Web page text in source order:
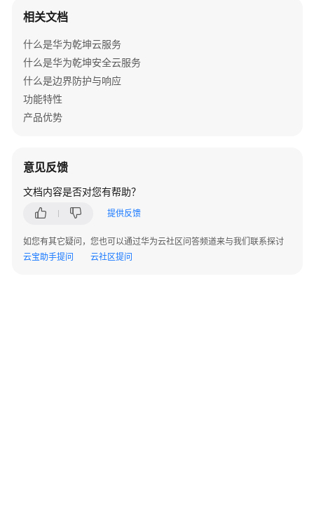
警
V500
版
FW
告
警
版
LSW
设
告
警
相关文档
什么是华为乾坤云服务
什么是华为乾坤安全云服务
什么是边界防护与响应
功能特性
产品优势
意见反馈
文档内容是否对您有帮助？
提供反馈
如您有其它疑问，您也可以通过华为云社区问答频道来与我们联系探讨
云宝助手提问
云社区提问